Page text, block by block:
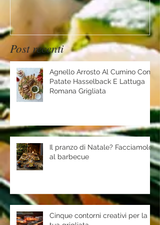
Post recenti
Agnello Arrosto Al Cumino Con
Patate Hasselback E Lattuga
Romana Grigliata
Il pranzo di Natale? Facciamolo
al barbecue
Cinque contorni creativi per la